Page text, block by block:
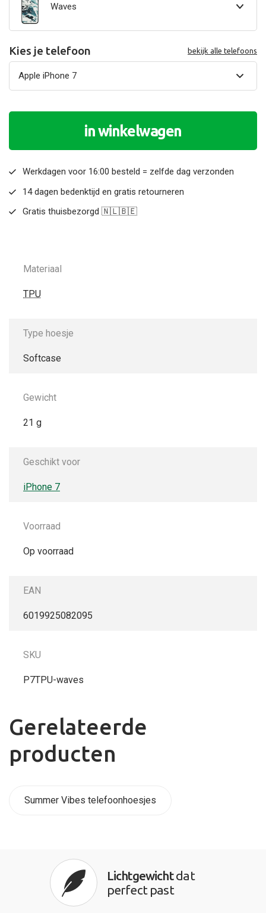
Waves
Kies je telefoon bekijk alle telefoons
in winkelwagen
Werkdagen voor 16:00 besteld = zelfde dag verzonden
14 dagen bedenktijd en gratis retourneren
Gratis thuisbezorgd 🇳🇱🇧🇪
Materiaal
TPU
Type hoesje
Softcase
Gewicht
21 g
Geschikt voor
iPhone 7
Voorraad
Op voorraad
EAN
6019925082095
SKU
P7TPU-waves
Gerelateerde
producten
Summer Vibes telefoonhoesjes
Lichtgewichtdat
perfect past